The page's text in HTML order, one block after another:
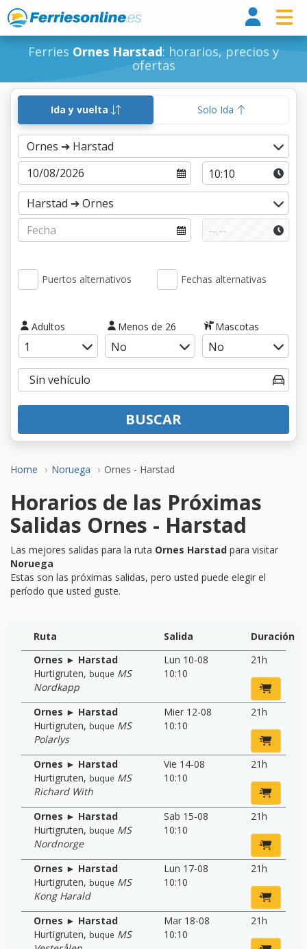
Ferries Ornes Harstad: horarios, precios y
ofertas
Home Noruega Ornes - Harstad
Ida y vuelta Solo Ida
Puertos alternativos Fechas alternativas
Adultos Menos de 26 Mascotas
BUSCAR
Horarios de las Próximas
Salidas Ornes - Harstad
Las mejores salidas para la ruta Ornes Harstad para visitar
Noruega
Estas son las próximas salidas, pero usted puede elegir el
período que usted guste.
Ruta Salida
Duración
Ornes ► Harstad
Hurtigruten, buque MS
Nordkapp
Lun 10-08
10:10
21h
Ornes ► Harstad
Hurtigruten, buque MS
Polarlys
Mier 12-08
10:10
21h
Ornes ► Harstad
Hurtigruten, buque MS
Richard With
Vie 14-08
10:10
21h
Ornes ► Harstad
Hurtigruten, buque MS
Nordnorge
Sab 15-08
10:10
21h
Ornes ► Harstad
Hurtigruten, buque MS
Kong Harald
Lun 17-08
10:10
21h
Ornes ► Harstad
Hurtigruten, buque MS
Mar 18-08
10:10
21h